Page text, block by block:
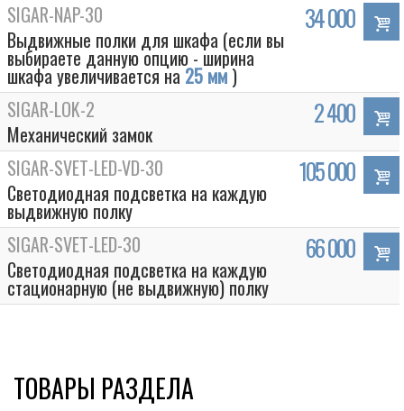
SIGAR-NAP-30
Выдвижные полки для шкафа (если вы
выбираете данную опцию - ширина
шкафа увеличивается на 25 мм )
34 000
SIGAR-LOK-2
Механический замок
2 400
SIGAR-SVET-LED-VD-30
Светодиодная подсветка на каждую
выдвижную полку
105 000
SIGAR-SVET-LED-30
Светодиодная подсветка на каждую
стационарную (не выдвижную) полку
66 000
ТОВАРЫ РАЗДЕЛА